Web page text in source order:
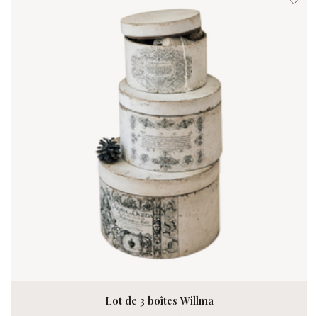
Lot de 3 boîtes Willma